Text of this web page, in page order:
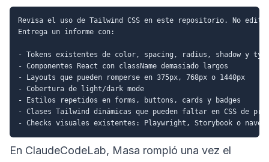
Revisa el uso de Tailwind CSS en este repositorio. No
Entrega un informe con:
- Tokens existentes de color, spacing, radius, shadow y
- Componentes React con className demasiado largos
- Layouts que pueden romperse en 375px, 768px o 1440px
- Cobertura de light/dark mode
- Estilos repetidos en forms, buttons, cards y badges
- Clases Tailwind dinámicas que pueden faltar en CSS de
En ClaudeCodeLab, Masa rompió una vez el